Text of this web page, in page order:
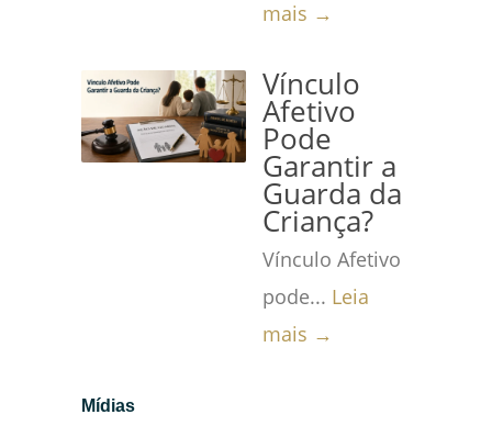
mais →
Vínculo
Afetivo
Pode
Garantir a
Guarda da
Criança?
Vínculo Afetivo
pode... Leia
mais →
Mídias